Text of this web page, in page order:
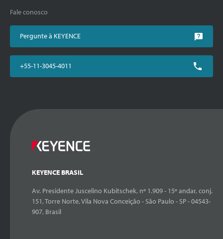
Fale conosco
Pergunte à KEYENCE
+55-11-3045-4011
KEYENCE BRASIL
Av. Presidente Juscelino Kubitschek, nº 1.909 - 15º andar, conj.
151, Torre Norte, Vila Nova Conceição - São Paulo - SP - 04543-
907, Brasil